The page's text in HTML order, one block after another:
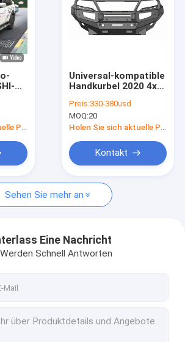
nicht für den Straßenverkehr
nicht für den Straßenverkehr
3
Holen Sie sich aktuelle Preis
Universal-kompatible
Handkurbel 2020 4x4
Bullbar
Preis:330-380usd
MOQ:20
Holen Sie sich aktuelle Preis
Kontakt
Sehen Sie mehr an
Eine Nachricht
Schnell Antworten